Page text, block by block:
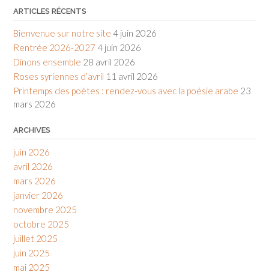
ARTICLES RÉCENTS
Bienvenue sur notre site 4 juin 2026
Rentrée 2026-2027 4 juin 2026
Dînons ensemble 28 avril 2026
Roses syriennes d’avril 11 avril 2026
Printemps des poètes : rendez-vous avec la poésie arabe 23
mars 2026
ARCHIVES
juin 2026
avril 2026
mars 2026
janvier 2026
novembre 2025
octobre 2025
juillet 2025
juin 2025
mai 2025